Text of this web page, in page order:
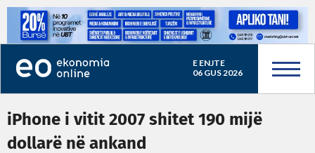
E ENJTE
06 GUS 2026
iPhone i vitit 2007 shitet 190 mijë
dollarë në ankand